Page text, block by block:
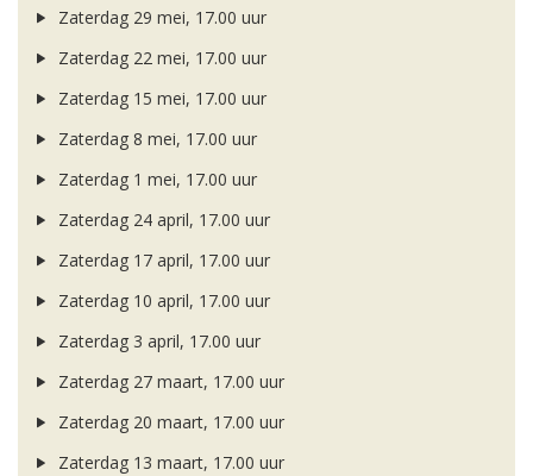
Zaterdag 29 mei, 17.00 uur
Zaterdag 22 mei, 17.00 uur
Zaterdag 15 mei, 17.00 uur
Zaterdag 8 mei, 17.00 uur
Zaterdag 1 mei, 17.00 uur
Zaterdag 24 april, 17.00 uur
Zaterdag 17 april, 17.00 uur
Zaterdag 10 april, 17.00 uur
Zaterdag 3 april, 17.00 uur
Zaterdag 27 maart, 17.00 uur
Zaterdag 20 maart, 17.00 uur
Zaterdag 13 maart, 17.00 uur